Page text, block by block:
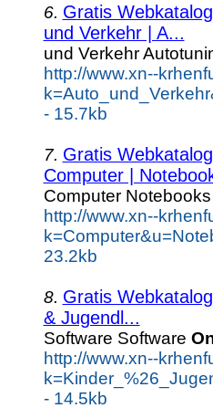
6. Gratis
und Verkehr | A...
und Verkehr
http://www.xn--
- 15.7kb
7. Gratis
Computer |
Computer
http://www.xn--
23.2kb
8. Gratis
& Jugendl...
Software Software
http://www.xn--
- 14.5kb